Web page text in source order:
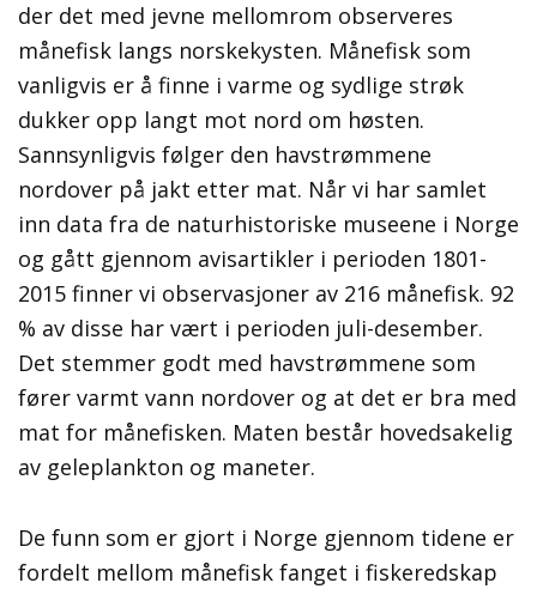
der det med jevne mellomrom observeres
månefisk langs norskekysten. Månefisk som
vanligvis er å finne i varme og sydlige strøk
dukker opp langt mot nord om høsten.
Sannsynligvis følger den havstrømmene
nordover på jakt etter mat. Når vi har samlet
inn data fra de naturhistoriske museene i Norge
og gått gjennom avisartikler i perioden 1801-
2015 finner vi observasjoner av 216 månefisk. 92
% av disse har vært i perioden juli-desember.
Det stemmer godt med havstrømmene som
fører varmt vann nordover og at det er bra med
mat for månefisken. Maten består hovedsakelig
av geleplankton og maneter.
De funn som er gjort i Norge gjennom tidene er
fordelt mellom månefisk fanget i fiskeredskap